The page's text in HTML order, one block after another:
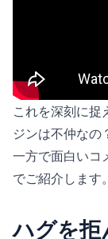
これを深刻に捉
ジンは不仲なの
一方で面白いコ
でご紹介します。
ハグを拒